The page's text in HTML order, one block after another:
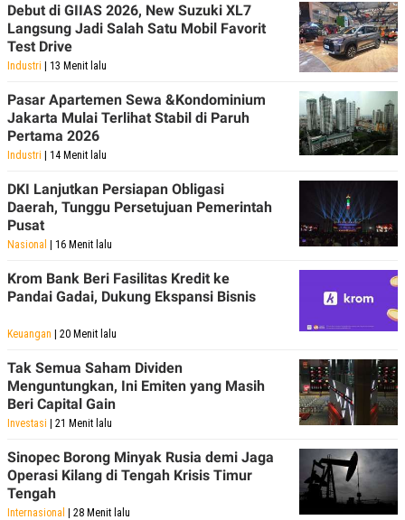
Debut di GIIAS 2026, New Suzuki XL7
Langsung Jadi Salah Satu Mobil Favorit
Test Drive
Industri | 13 Menit lalu
Pasar Apartemen Sewa &Kondominium
Jakarta Mulai Terlihat Stabil di Paruh
Pertama 2026
Industri | 14 Menit lalu
DKI Lanjutkan Persiapan Obligasi
Daerah, Tunggu Persetujuan Pemerintah
Pusat
Nasional | 16 Menit lalu
Krom Bank Beri Fasilitas Kredit ke
Pandai Gadai, Dukung Ekspansi Bisnis
Keuangan | 20 Menit lalu
Tak Semua Saham Dividen
Menguntungkan, Ini Emiten yang Masih
Beri Capital Gain
Investasi | 21 Menit lalu
Sinopec Borong Minyak Rusia demi Jaga
Operasi Kilang di Tengah Krisis Timur
Tengah
Internasional | 28 Menit lalu